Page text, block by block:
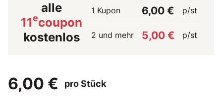
alle
11ecoupon
kostenlos
1 Kupon 6,00 € p/st
2 und mehr 5,00 € p/st
6,00 € pro Stück